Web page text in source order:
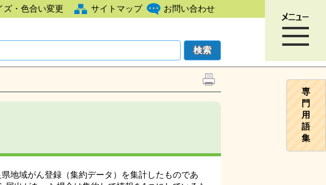
ズ・色合い変更 サイトマップ
お問い合わせ
専
門
用
語
集
地域がん登録（集約データ）を集計したものであ